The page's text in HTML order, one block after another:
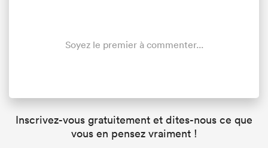
Soyez le premier à commenter...
Inscrivez-vous gratuitement et dites-nous ce que
vous en pensez vraiment !